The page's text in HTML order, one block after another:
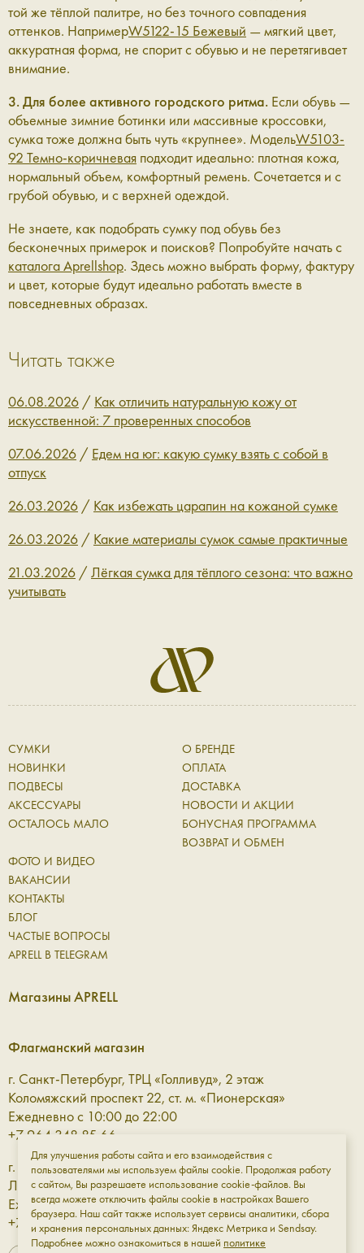
той же тёплой палитре, но без точного совпадения
оттенков. НапримерW5122-15 Бежевый — мягкий цвет,
аккуратная форма, не спорит с обувью и не перетягивает
внимание.
3. Для более активного городского ритма. Если обувь —
объемные зимние ботинки или массивные кроссовки,
сумка тоже должна быть чуть «крупнее». МодельW5103-
92 Темно-коричневая подходит идеально: плотная кожа,
нормальный объем, комфортный ремень. Сочетается и с
грубой обувью, и с верхней одеждой.
Не знаете, как подобрать сумку под обувь без
бесконечных примерок и поисков? Попробуйте начать с
каталога Aprellshop. Здесь можно выбрать форму, фактуру
и цвет, которые будут идеально работать вместе в
повседневных образах.
Читать также
06.08.2026 / Как отличить натуральную кожу от
искусственной: 7 проверенных способов
07.06.2026 / Едем на юг: какую сумку взять с собой в
отпуск
26.03.2026 / Как избежать царапин на кожаной сумке
26.03.2026 / Какие материалы сумок самые практичные
21.03.2026 / Лёгкая сумка для тёплого сезона: что важно
учитывать
СУМКИ
НОВИНКИ
ПОДВЕСЫ
АКСЕССУАРЫ
ОСТАЛОСЬ МАЛО
О БРЕНДЕ
ОПЛАТА
ДОСТАВКА
НОВОСТИ И АКЦИИ
БОНУСНАЯ ПРОГРАММА
ВОЗВРАТ И ОБМЕН
ФОТО И ВИДЕО
ВАКАНСИИ
КОНТАКТЫ
БЛОГ
ЧАСТЫЕ ВОПРОСЫ
APRELL В TELEGRAM
Магазины APRELL
Флагманский магазин
г. Санкт-Петербург, ТРЦ «Голливуд», 2 этаж
Коломяжский проспект 22, ст. м. «Пионерская»
Ежедневно с 10:00 до 22:00
+7 964 348 85 66
г. Санкт-Петербург, ТРЦ «Галерея» 3 этаж
Лиговский проспект, 30а, ст. м. «Площадь Восстания»
Ежедневно с 10:00 до 23:00
+7 961 811-18-98
Для улучшения работы сайта и его взаимодействия с
пользователями мы используем файлы cookie. Продолжая работу
с сайтом, Вы разрешаете использование cookie-файлов. Вы
всегда можете отключить файлы cookie в настройках Вашего
браузера. Наш сайт также использует сервисы аналитики, сбора
и хранения персональных данных: Яндекс Метрика и Sendsay.
Подробнее можно ознакомиться в нашей политике